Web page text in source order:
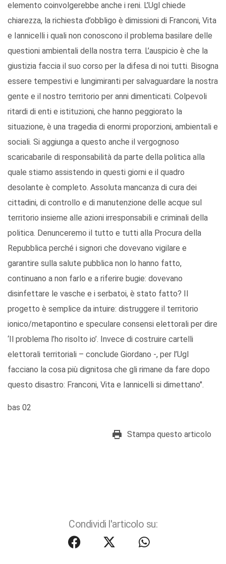
elemento coinvolgerebbe anche i reni. L’Ugl chiede
chiarezza, la richiesta d’obbligo è dimissioni di Franconi, Vita
e Iannicelli i quali non conoscono il problema basilare delle
questioni ambientali della nostra terra. L’auspicio è che la
giustizia faccia il suo corso per la difesa di noi tutti. Bisogna
essere tempestivi e lungimiranti per salvaguardare la nostra
gente e il nostro territorio per anni dimenticati. Colpevoli
ritardi di enti e istituzioni, che hanno peggiorato la
situazione, è una tragedia di enormi proporzioni, ambientali e
sociali. Si aggiunga a questo anche il vergognoso
scaricabarile di responsabilità da parte della politica alla
quale stiamo assistendo in questi giorni e il quadro
desolante è completo. Assoluta mancanza di cura dei
cittadini, di controllo e di manutenzione delle acque sul
territorio insieme alle azioni irresponsabili e criminali della
politica. Denunceremo il tutto e tutti alla Procura della
Repubblica perché i signori che dovevano vigilare e
garantire sulla salute pubblica non lo hanno fatto,
continuano a non farlo e a riferire bugie: dovevano
disinfettare le vasche e i serbatoi, è stato fatto? Il
progetto è semplice da intuire: distruggere il territorio
ionico/metapontino e speculare consensi elettorali per dire
‘Il problema l’ho risolto io’. Invece di costruire cartelli
elettorali territoriali – conclude Giordano -, per l’Ugl
facciano la cosa più dignitosa che gli rimane da fare dopo
questo disastro: Franconi, Vita e Iannicelli si dimettano".
bas 02
Stampa questo articolo
Condividi l'articolo su: